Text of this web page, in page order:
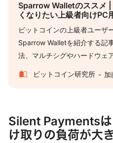
Sparrow Walletのススメ |
くなりたい上級者向けPC
ビットコインの上級者ユーザ
Sparrow Walletを紹介する記
法、マルチシグやハードウェ
ションのプライバシー面の最
ビットコイン研究所 加
Silent Payments
け取りの負荷が大